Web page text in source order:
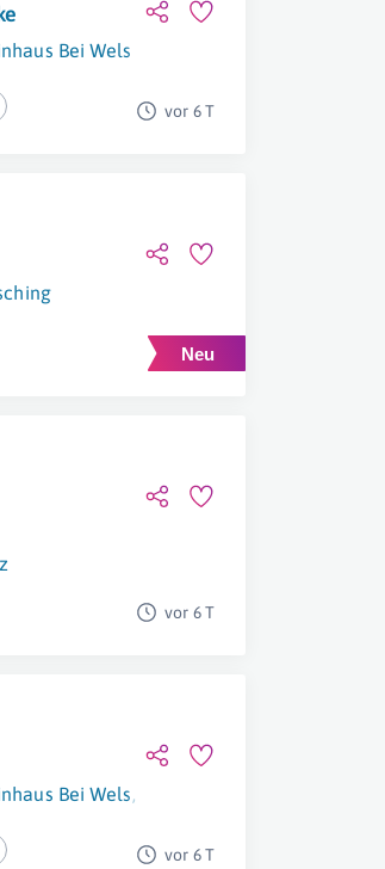
Bei Wels
vor 6 T
vor 6 T
Bei Wels,
vor 6 T